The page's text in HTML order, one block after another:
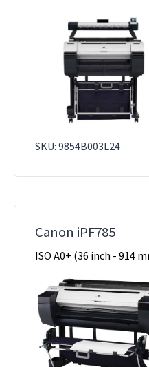
SKU: 9854B003L24
Canon iPF785
ISO A0+ (36 inch - 914